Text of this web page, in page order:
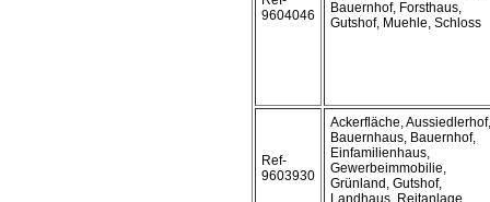
9604046
Bauernhof, Forsthaus,
Gutshof, Muehle, Schloss
Ref-
9603930
Ackerfläche, Aussiedlerhof,
Bauernhaus, Bauernhof,
Einfamilienhaus,
Gewerbeimmobilie,
Grünland, Gutshof,
Landhaus, Reitanlage,